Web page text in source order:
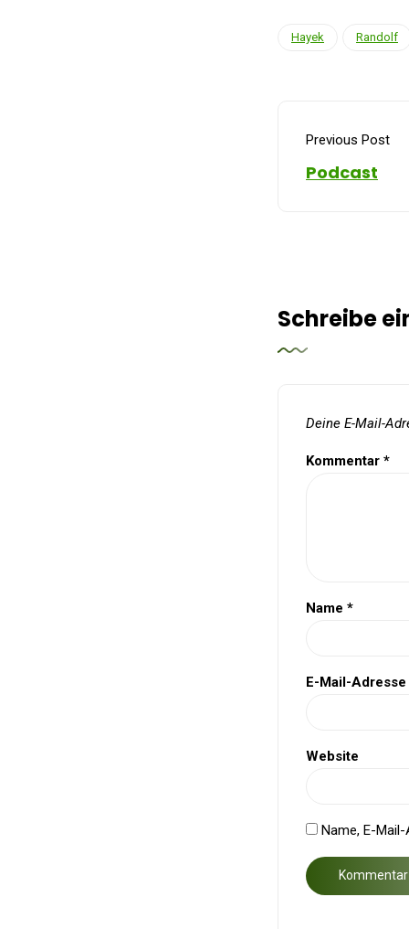
Hayek Randolf
Previous Post
Podcast
Schreibe
Deine E-Mail-
Kommentar *
Name *
E-Mail-Adresse
Website
Name, E-